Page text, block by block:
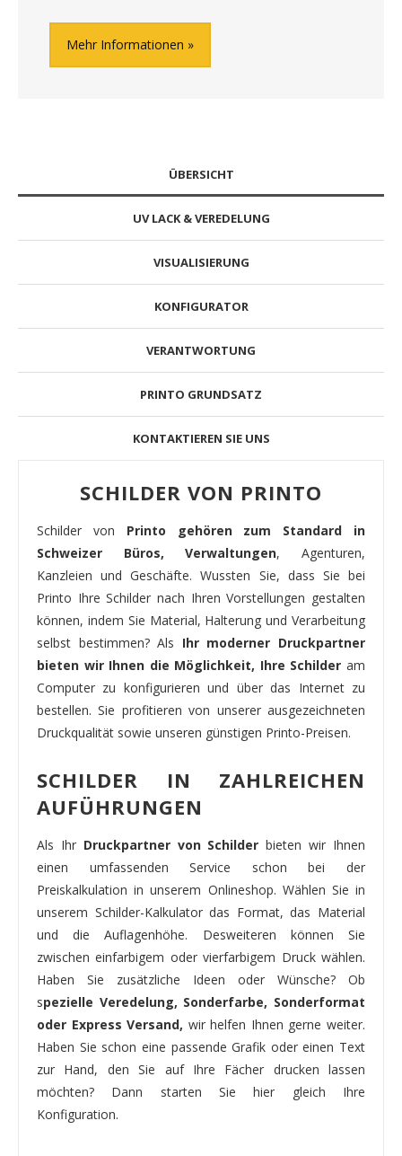
Mehr Informationen
ÜBERSICHT
UV LACK & VEREDELUNG
VISUALISIERUNG
KONFIGURATOR
VERANTWORTUNG
PRINTO GRUNDSATZ
KONTAKTIEREN SIE UNS
SCHILDER VON PRINTO
Schilder von Printo gehören zum Standard in
Schweizer Büros, Verwaltungen, Agenturen,
Kanzleien und Geschäfte. Wussten Sie, dass Sie bei
Printo Ihre Schilder nach Ihren Vorstellungen gestalten
können, indem Sie Material, Halterung und Verarbeitung
selbst bestimmen? Als Ihr moderner Druckpartner
bieten wir Ihnen die Möglichkeit, Ihre Schilder am
Computer zu konfigurieren und über das Internet zu
bestellen. Sie profitieren von unserer ausgezeichneten
Druckqualität sowie unseren günstigen Printo-Preisen.
SCHILDER IN ZAHLREICHEN
AUFÜHRUNGEN
Als Ihr Druckpartner von Schilderbieten wir Ihnen
einen umfassenden Service schon bei der
Preiskalkulation in unserem Onlineshop. Wählen Sie in
unserem Schilder-Kalkulator das Format, das Material
und die Auflagenhöhe. Desweiteren können Sie
zwischen einfarbigem oder vierfarbigem Druck wählen.
Haben Sie zusätzliche Ideen oder Wünsche? Ob
spezielle Veredelung, Sonderfarbe, Sonderformat
oder Express Versand, wir helfen Ihnen gerne weiter.
Haben Sie schon eine passende Grafik oder einen Text
zur Hand, den Sie auf Ihre Fächer drucken lassen
möchten? Dann starten Sie hier gleich Ihre
Konfiguration.